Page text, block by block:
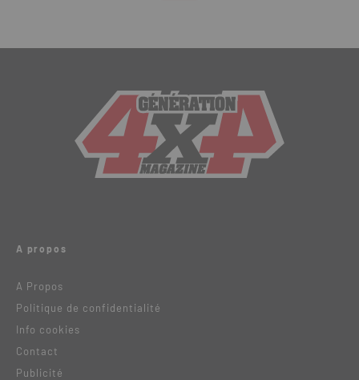
A propos
A Propos
Politique de confidentialité
Info cookies
Contact
Publicité